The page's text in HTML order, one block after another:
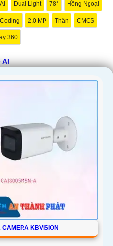
AI Dual Light 78° Hồng Ngoại
2.0 MP Thân CMOS
360
AI
KBVISION